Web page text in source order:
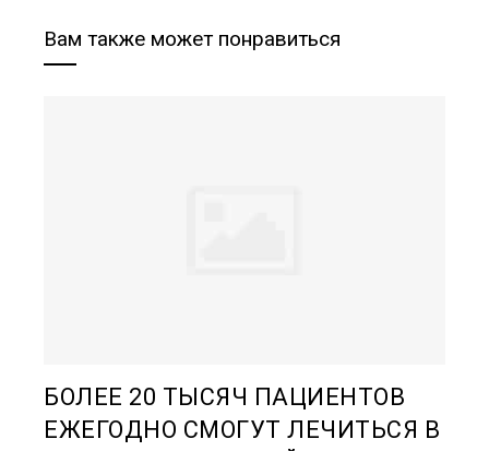
Вам также может понравиться
БОЛЕЕ 20 ТЫСЯЧ ПАЦИЕНТОВ
ЕЖЕГОДНО СМОГУТ ЛЕЧИТЬСЯ В